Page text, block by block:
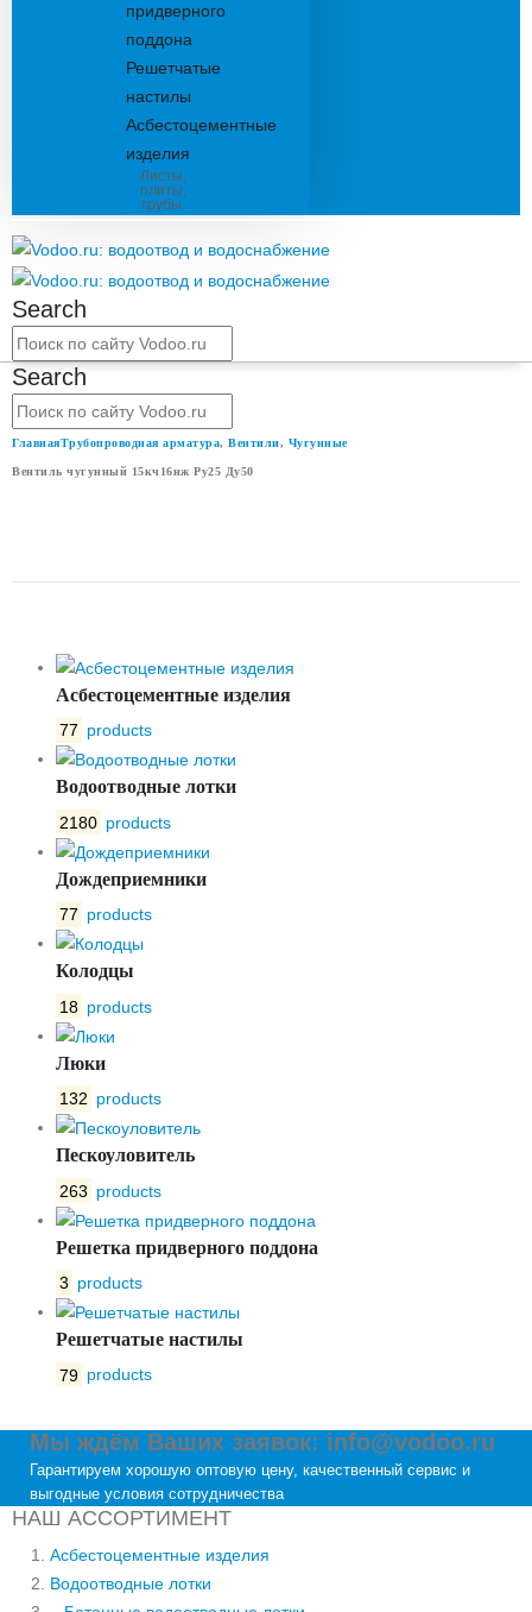
придверного
поддона
Решетчатые
настилы
Асбестоцементные
изделия
Листы,
плиты,
трубы
Search
Search
ГлавнаяТрубопроводная арматура, Вентили, Чугунные
Вентиль чугунный 15кч16нж Ру25 Ду50
Асбестоцементные изделия
77 products
Водоотводные лотки
2180 products
Дождеприемники
77 products
Колодцы
18 products
Люки
132 products
Пескоуловитель
263 products
Решетка придверного поддона
3 products
Решетчатые настилы
79 products
Мы ждём Ваших заявок: info@vodoo.ru
Гарантируем хорошую оптовую цену, качественный сервис и
выгодные условия сотрудничества
НАШ АССОРТИМЕНТ
Асбестоцементные изделия
Водоотводные лотки